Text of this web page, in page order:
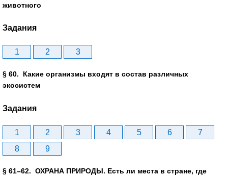
животного
Задания
1 2 3
§ 60. Какие организмы входят в состав различных
экосистем
Задания
1 2 3 4 5 6
7
8
9
§ 61–62. ОХРАНА ПРИРОДЫ. Есть ли места в стране, где